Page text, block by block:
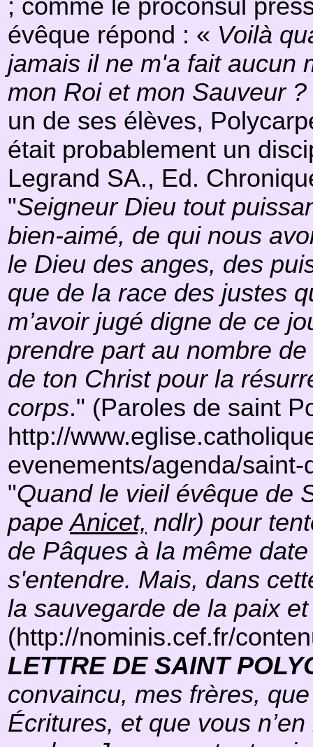
; comme le proconsul
évêque répond : « Voilà
jamais il ne m'a fait aucun
mon Roi et mon Sauveur ?
un de ses élèves,
était probablement un
Legrand SA., Ed.
"Seigneur Dieu tout
bien-aimé, de qui nous
le Dieu des anges, des
que de la race des justes
m’avoir jugé digne de ce
prendre part au nombre
de ton Christ pour la
corps." (Paroles de saint
http://
evenements/agenda/saint-
"Quand le vieil évêque de
papeAnicet, ndlr) pour
de Pâques à la même
s'entendre. Mais, dans
la sauvegarde de la paix
(http://nominis.cef.fr/
LETTRE DE SAINT
convaincu, mes frères,
Écritures, et que vous